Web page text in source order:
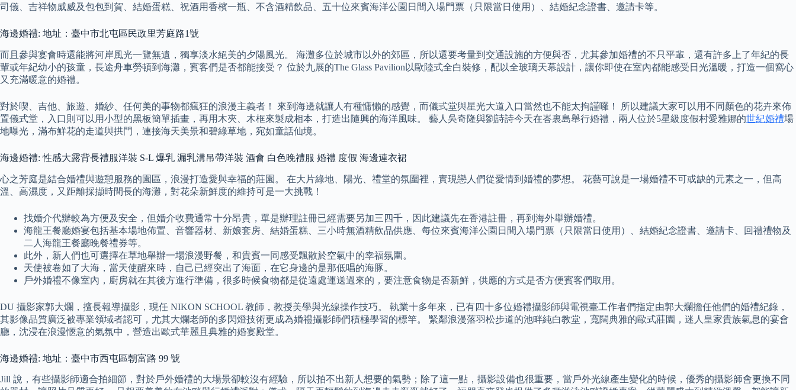
司儀、吉祥物威威及包包到賀、結婚蛋糕、祝酒用香檳一瓶、不含酒精飲品、五十位來賓海洋公園日間入場門票（只限當日使用）、結婚紀念證書、邀請卡等。
海邊婚禮: 地址：臺中市北屯區民政里芳庭路1號
而且參與宴會時還能將河岸風光一覽無遺，獨享淡水絕美的夕陽風光。 海灘多位於城市以外的郊區，所以還要考量到交通設施的方便與否，尤其參加婚禮的不只平輩，還有許多上了年紀的長
輩或年紀幼小的孩童，長途舟車勞頓到海灘，賓客們是否都能接受？ 位於九展的The Glass Pavilion以歐陸式全白裝修，配以全玻璃天幕設計，讓你即使在室內都能感受日光溫暖，打造一個窩心
又充滿暖意的婚禮。
對於喫、吉他、旅遊、婚紗、任何美的事物都瘋狂的浪漫主義者！ 來到海邊就讓人有種慵懶的感覺，而儀式堂與星光大道入口當然也不能太拘謹囉！ 所以建議大家可以用不同顏色的花卉來佈
置儀式堂，入口則可以用小型的黑板簡單插畫，再用木夾、木框來製成相本，打造出隨興的海洋風味。 藝人吳奇隆與劉詩詩今天在峇裏島舉行婚禮，兩人位於5星級度假村愛雅娜的世紀婚禮場
地曝光，滿布鮮花的走道與拱門，連接海天美景和碧綠草地，宛如童話仙境。
海邊婚禮: 性感大露背長禮服洋裝 S-L 爆乳 漏乳溝吊帶洋裝 酒會 白色晚禮服 婚禮 度假 海邊連衣裙
心之芳庭是結合婚禮與遊憩服務的園區，浪漫打造愛與幸福的莊園。 在大片綠地、陽光、禮堂的氛圍裡，實現戀人們從愛情到婚禮的夢想。 花藝可說是一場婚禮不可或缺的元素之一，但高
溫、高濕度，又距離採擷時間長的海灘，對花朵新鮮度的維持可是一大挑戰！
找婚介代辦較為方便及安全，但婚介收費通常十分昂貴，單是辦理註冊已經需要另加三四千，因此建議先在香港註冊，再到海外舉辦婚禮。
海龍王餐廳婚宴包括基本場地佈置、音響器材、新娘套房、結婚蛋糕、三小時無酒精飲品供應、每位來賓海洋公園日間入場門票（只限當日使用）、結婚紀念證書、邀請卡、回禮禮物及
二人海龍王餐廳晚餐禮券等。
此外，新人們也可選擇在草地舉辦一場浪漫野餐，和貴賓一同感受飄散於空氣中的幸福氛圍。
天使被卷如了大海，當天使醒來時，自己已經突出了海面，在它身邊的是那低唱的海豚。
戶外婚禮不像室內，廚房就在其後方進行準備，很多時候食物都是從遠處運送過來的，要注意食物是否新鮮，供應的方式是否方便賓客們取用。
DU 攝影家郭大爛，擅長報導攝影，現任 NIKON SCHOOL 教師，教授美學與光線操作技巧。 執業十多年來，已有四十多位婚禮攝影師與電視臺工作者們指定由郭大爛擔任他們的婚禮紀錄，
其影像品質廣泛被專業領域者認可，尤其大爛老師的多閃燈技術更成為婚禮攝影師們積極學習的標竿。 緊鄰浪漫落羽松步道的池畔純白教堂，寬闊典雅的歐式莊園，迷人皇家貴族氣息的宴會
廳，沈浸在浪漫愜意的氣氛中，營造出歐式華麗且典雅的婚宴殿堂。
海邊婚禮: 地址：臺中市西屯區朝富路 99 號
Jill 說，有些攝影師適合拍細節，對於戶外婚禮的大場景卻較沒有經驗，所以拍不出新人想要的氣勢；除了這一點，攝影設備也很重要，當戶外光線產生變化的時候，優秀的攝影師會更換不同